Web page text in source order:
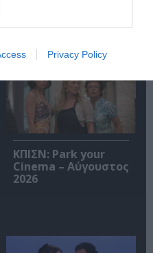
Privacy Policy
ΚΠΙΣΝ: Park your
Cinema – Αύγουστος
2026